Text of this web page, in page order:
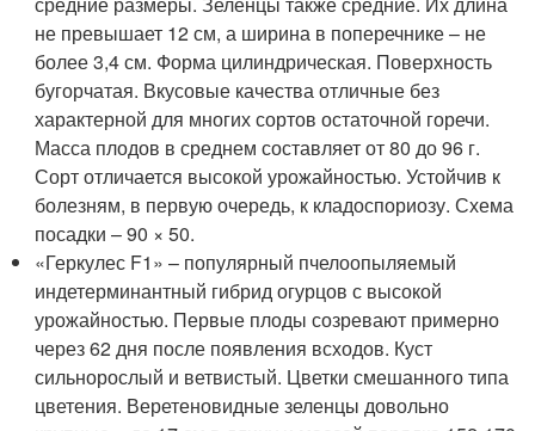
не превышает 12 см, а ширина в поперечнике – не
более 3,4 см. Форма цилиндрическая. Поверхность
бугорчатая. Вкусовые качества отличные без
характерной для многих сортов остаточной горечи.
Масса плодов в среднем составляет от 80 до 96 г.
Сорт отличается высокой урожайностью. Устойчив к
болезням, в первую очередь, к кладоспориозу. Схема
посадки – 90 × 50.
«Геркулес F1» – популярный пчелоопыляемый
индетерминантный гибрид огурцов с высокой
урожайностью. Первые плоды созревают примерно
через 62 дня после появления всходов. Куст
сильнорослый и ветвистый. Цветки смешанного типа
цветения. Веретеновидные зеленцы довольно